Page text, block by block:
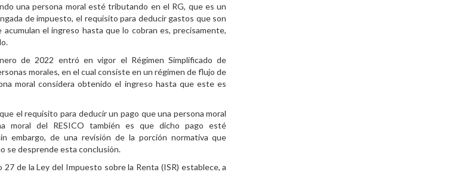
una persona moral esté tributando en el RG, que es un
de impuesto, el requisito para deducir gastos que son
el ingreso hasta que lo cobran es, precisamente,
de 2022 entró en vigor el Régimen Simplificado de
morales, en el cual consiste en un régimen de flujo de
moral considera obtenido el ingreso hasta que este es
el requisito para deducir un pago que una persona moral
moral del RESICO también es que dicho pago esté
embargo, de una revisión de la porción normativa que
se desprende esta conclusión.
de la Ley del Impuesto sobre la Renta (ISR) establece, a